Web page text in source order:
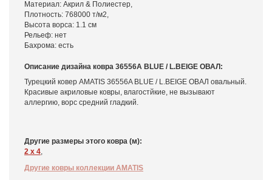
Материал: Акрил & Полиестер,
Плотность: 768000 т/м2,
Высота ворса: 1.1 см
Рельеф: нет
Бахрома: есть
Описание дизайна ковра 36556A BLUE / L.BEIGE ОВАЛ:
Турецкий ковер AMATIS 36556A BLUE / L.BEIGE ОВАЛ овальный.
Красивые акриловые ковры, влагостйкие, не вызывают
аллергию, ворс средний гладкий.
Другие размеры этого ковра (м):
2 x 4,
Другие ковры коллекции AMATIS